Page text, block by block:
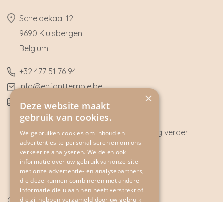
​Scheldekaai 12
9690 Kluisbergen
​Belgium
​+32 477 51 76 94
​info@enfantterrible.be
BE0636790746
Heeft u vragen? Wij helpen u graag verder!
CONTACT
Cookie Policy
×
Deze website maakt
gebruik van cookies.
We gebruiken cookies om inhoud en
advertenties te personaliseren en om ons
verkeer te analyseren. We delen ook
informatie over uw gebruik van onze site
met onze advertentie- en analysepartners,
die deze kunnen combineren met andere
informatie die u aan hen heeft verstrekt of
die zij hebben verzameld door uw gebruik